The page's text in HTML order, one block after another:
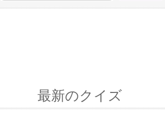
最新のクイズ